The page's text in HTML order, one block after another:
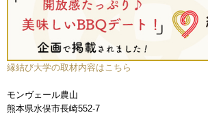
縁結び大学の取材内容はこちら
モンヴェール農山
熊本県水俣市長崎552-7